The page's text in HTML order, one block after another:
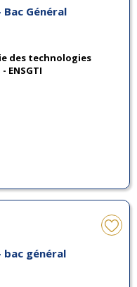
Général
des technologies
ENSGTI
bac général